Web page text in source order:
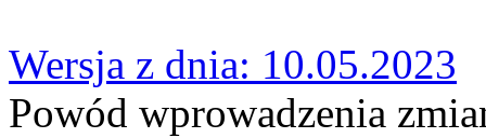
Wersja z dnia: 10.05.2023
Powód wprowadzenia